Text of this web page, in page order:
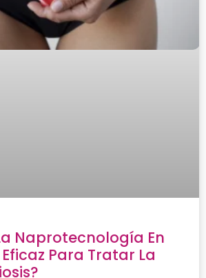
Naprotecnología En
Para Tratar La